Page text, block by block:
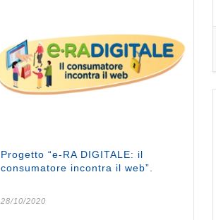
Progetto “e-RA DIGITALE: il
consumatore incontra il web”.
28/10/2020